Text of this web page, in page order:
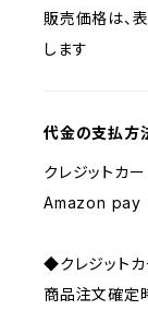
販売価格は、
します
代金の支払方
クレジットカー
Amazon pay
◆クレジットカ
商品注文確定